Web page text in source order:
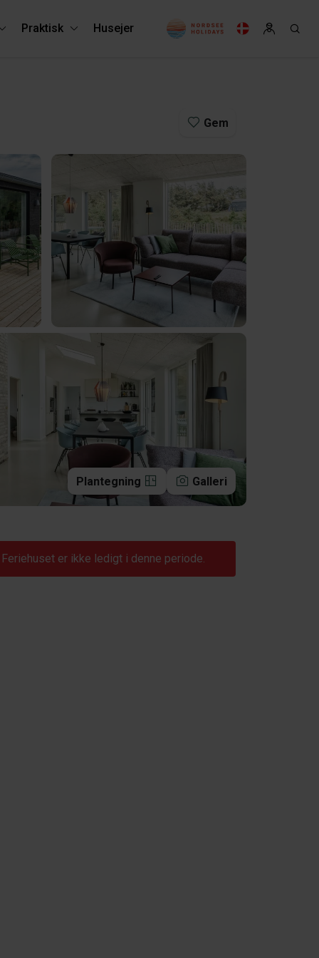
Praktisk Husejer
Gem
Plantegning Galleri
Feriehuset er ikke ledigt i denne periode.